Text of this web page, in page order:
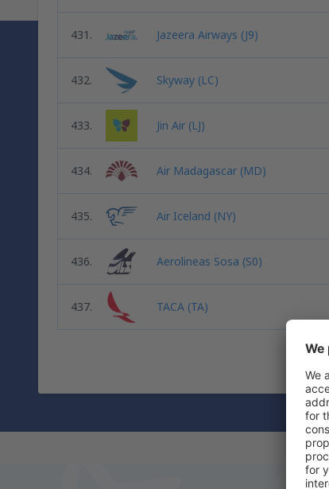
431. Jazeera Airways (J9)
432. Skyway (LC)
433. Jin Air (LJ)
434. Air Madagascar (MD)
435. Air Iceland (NY)
436. Aerolineas Sosa (S0)
437. TACA (TA)